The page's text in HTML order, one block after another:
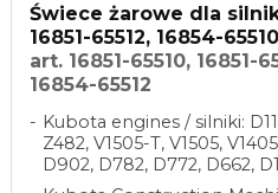
Świece żarowe dla
16851-65512, 16854-
art. 16851-65510, 16851-
16854-65512
Kubota engines / silniki:
Z482, V1505-T, V1505,
D902, D782, D772, D662,